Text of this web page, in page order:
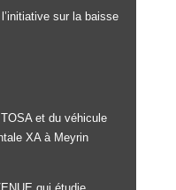
sur la baisse
et du véhicule
XA à Meyrin